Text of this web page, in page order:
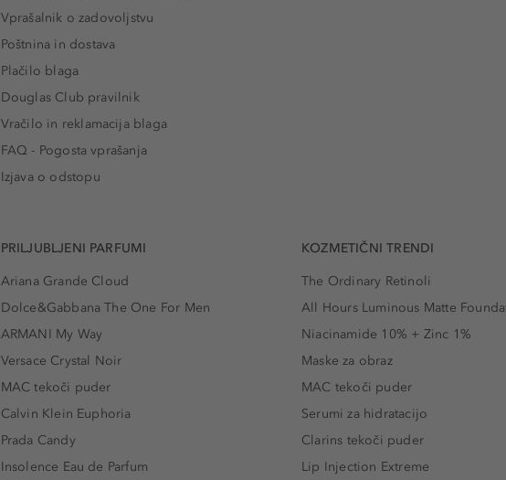
Vprašalnik o zadovoljstvu
Poštnina in dostava
Plačilo blaga
Douglas Club pravilnik
Vračilo in reklamacija blaga
FAQ - Pogosta vprašanja
Izjava o odstopu
PRILJUBLJENI PARFUMI
Ariana Grande Cloud
Dolce&Gabbana The One For Men
ARMANI My Way
Versace Crystal Noir
MAC tekoči puder
Calvin Klein Euphoria
Prada Candy
Insolence Eau de Parfum
KOZMETIČNI TRENDI
The Ordinary Retinoli
All Hours Luminous Matte
Niacinamide 10% + Zinc 1%
Maske za obraz
MAC tekoči puder
Serumi za hidratacijo
Clarins tekoči puder
Lip Injection Extreme